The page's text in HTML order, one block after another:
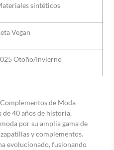
sintéticos
Vegan
Otoño/Invierno
de Moda
de 40 años de historia,
por su amplia gama de
y complementos.
evolucionado, fusionando